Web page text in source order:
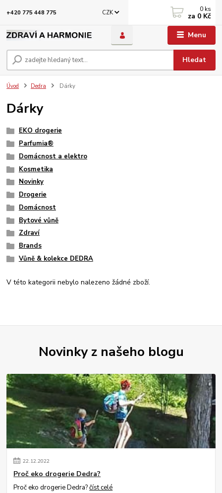
Menu
CZK
Hledat
+420 775 448 775 0 ks
za 0 Kč
Úvod Dedra Dárky
Dárky
EKO drogerie
Parfumia®
Domácnost a elektro
Kosmetika
Novinky
Drogerie
Domácnost
Bytové vůně
Zdraví
Brands
Vůně & kolekce DEDRA
V této kategorii nebylo nalezeno žádné zboží.
Novinky z našeho blogu
22.12.2022
Proč eko drogerie Dedra?
Proč eko drogerie Dedra?číst celé